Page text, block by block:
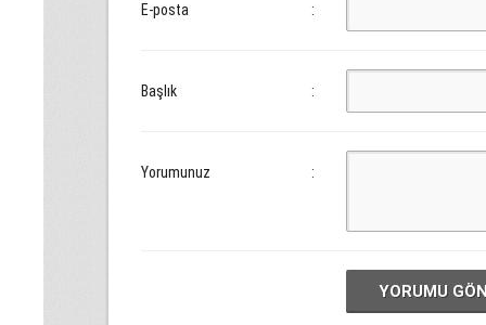
E-posta :
Başlık :
Yorumunuz :
YORUMU